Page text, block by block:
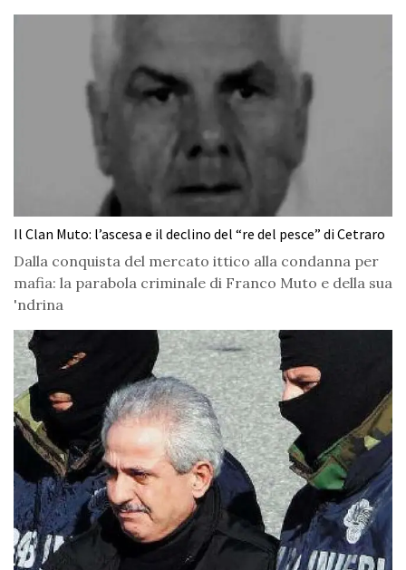
Il Clan Muto: l’ascesa e il declino del “re del pesce” di Cetraro
Dalla conquista del mercato ittico alla condanna per
mafia: la parabola criminale di Franco Muto e della sua
'ndrina